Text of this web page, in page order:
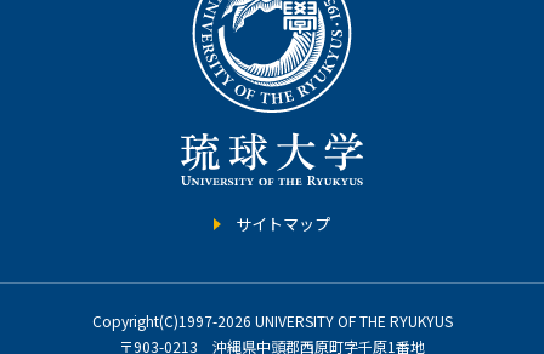
サイトマップ
Copyright(C)1997-2026 UNIVERSITY OF THE RYUKYUS
〒903-0213 沖縄県中頭郡西原町字千原1番地